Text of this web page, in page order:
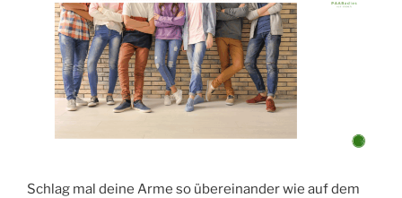
Schlag mal deine Arme so übereinander wie auf dem